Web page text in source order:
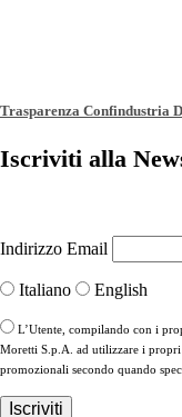
Trasparenza Confindustria
Iscriviti alla
Indirizzo Email
Italiano English
L’Utente, compilando con i
Moretti S.p.A. ad utilizzare i
promozionali secondo quando